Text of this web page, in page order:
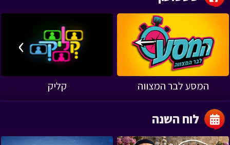
המסע לבר המצווה קליק
‹
›